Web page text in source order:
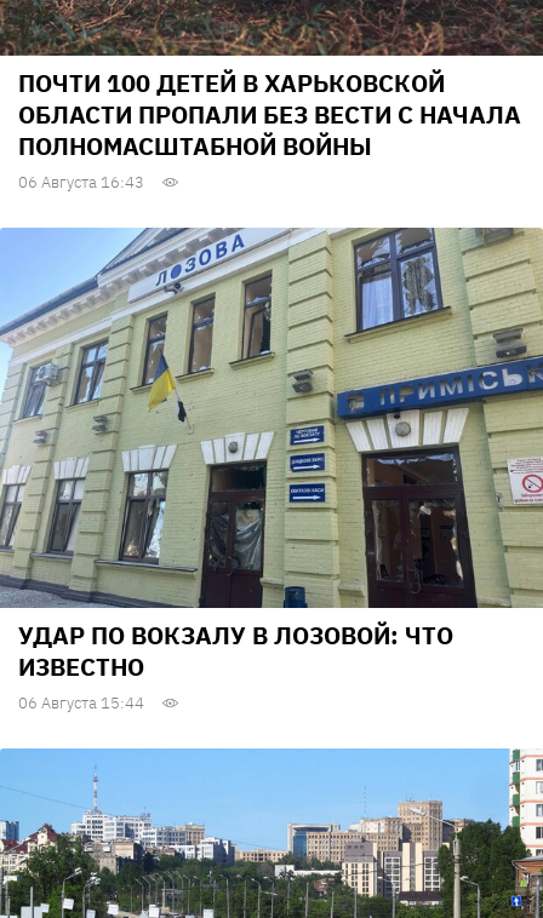
ПОЧТИ 100 ДЕТЕЙ В ХАРЬКОВСКОЙ
ОБЛАСТИ ПРОПАЛИ БЕЗ ВЕСТИ С НАЧАЛА
ПОЛНОМАСШТАБНОЙ ВОЙНЫ
06 Августа 16:43
УДАР ПО ВОКЗАЛУ В ЛОЗОВОЙ: ЧТО
ИЗВЕСТНО
06 Августа 15:44